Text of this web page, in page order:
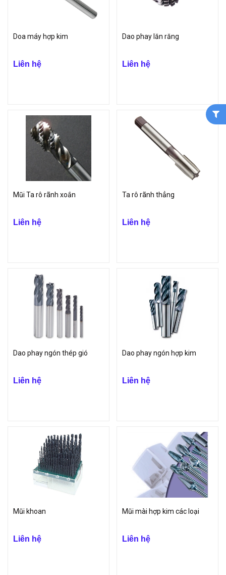
Doa máy hợp kim
Liên hệ
Dao phay lăn răng
Liên hệ
Mũi Ta rô rãnh xoắn
Liên hệ
Ta rô rãnh thẳng
Liên hệ
Dao phay ngón thép gió
Liên hệ
Dao phay ngón hợp kim
Liên hệ
Mũi khoan
Liên hệ
Mũi mài hợp kim các loại
Liên hệ